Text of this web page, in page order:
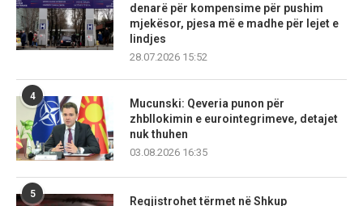
denarë për kompensime për pushim
mjekësor, pjesa më e madhe për lejet e
lindjes
28.07.2026 15:52
4
Mucunski: Qeveria punon për
zhbllokimin e eurointegrimeve, detajet
nuk thuhen
03.08.2026 16:35
5
Regjistrohet tërmet në Shkup